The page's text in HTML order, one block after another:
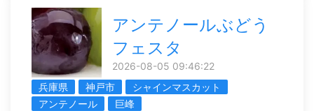
アンテノールぶどう
フェスタ
2026-08-05 09:46:22
兵庫県
神戸市
シャインマスカット
アンテノール
巨峰